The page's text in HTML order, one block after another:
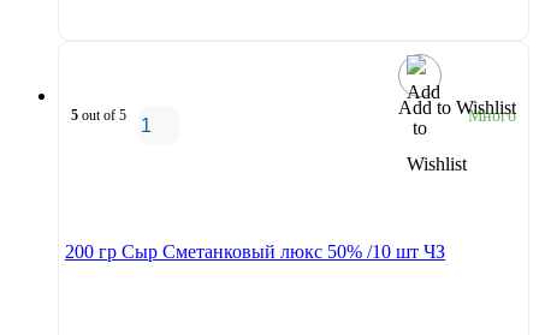
Add to Wishlist
5 out of 5 Много
200 гр Сыр Сметанковый люкс 50% /10 шт ЧЗ